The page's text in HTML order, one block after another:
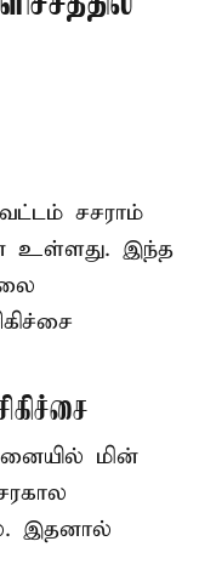
சசராம்
உள்ளது. இந்த
மின்
இதனால்